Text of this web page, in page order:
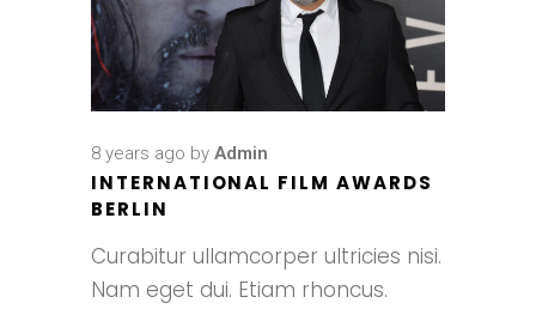
8 years ago by Admin
INTERNATIONAL FILM AWARDS
BERLIN
Curabitur ullamcorper ultricies nisi.
Nam eget dui. Etiam rhoncus.